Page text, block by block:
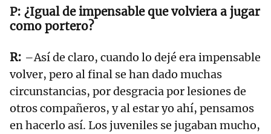
¿Igual de impensable que volviera a jugar
como portero?
–Así de claro, cuando lo dejé era impensable
volver, pero al final se han dado muchas
circunstancias, por desgracia por lesiones de
otros compañeros, y al estar yo ahí, pensamos
en hacerlo así. Los juveniles se jugaban mucho,